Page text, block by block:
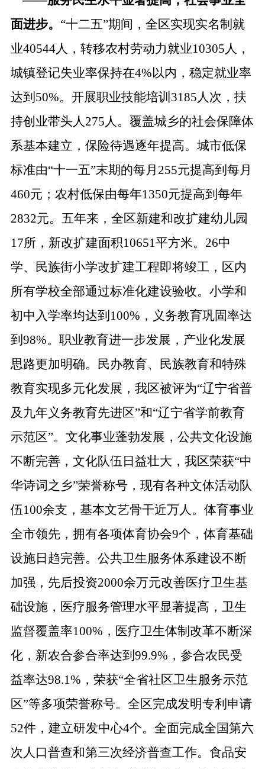
面进步。 “十二五”期间，全区实现实名制就
业40544人，转移农村劳动力就业10305人，
城镇登记失业率保持在4%以内，稳定就业率
达到50%。开展职业技能培训3185人次，扶
持创业带头人275人。覆盖城乡的社会保障体
系基本建立，保险待遇逐年提高。城市低保
标准由“十一五”末期的每月255元提高到每月
460元；农村低保由每年1350元提高到每年
2832元。五年来，全区新建和改扩建幼儿园
17所，新改扩建面积10651平方米。26中
学、民族街小学改扩建工程即将竣工，区内
所有学校全部通过标准化建设验收。小学和
初中入学率均达到100%，义务教育巩固率达
到98%。职业教育进一步发展，产业化发展
思路更加明确。民办教育、民族教育和特殊
教育实现多元化发展，我区被评为“辽宁省普
及九年义务教育先进区”和“辽宁省学前教育
示范区”。文化事业蓬勃发展，公共文化设施
不断完善，文化队伍日益壮大，我区荣获“中
华诗词之乡”荣誉称号，现有各种文体活动队
伍100余支，基本文艺骨干近万人。体育事业
全市领先，拥有各项体育协会9个，体育基础
设施日趋完善。公共卫生服务体系建设不断
加强，先后投资2000余万元改善医疗卫生基
础设施，医疗服务管理水平显著提高，卫生
监督覆盖率100%，医疗卫生体制改革不断深
化，新农合参合率达到99.9%，参合农民受
益率达98.1%，荣获“全省社区卫生服务示范
区”等多项荣誉称号。全区完成发明专利申请
52件，建立研发中心4个。全面完成全国第六
次人口普查和第三次经济普查工作。食品安